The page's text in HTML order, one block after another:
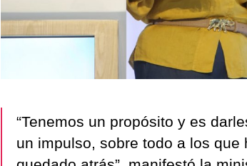
“Tenemos un propósito y es
un impulso, sobre todo a los que